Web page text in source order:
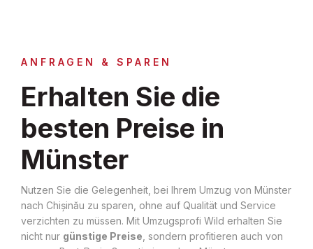
ANFRAGEN & SPAREN
Erhalten Sie die
besten Preise in
Münster
Nutzen Sie die Gelegenheit, bei Ihrem Umzug von Münster
nach Chișinău zu sparen, ohne auf Qualität und Service
verzichten zu müssen. Mit Umzugsprofi Wild erhalten Sie
nicht nur günstige Preise , sondern profitieren auch von